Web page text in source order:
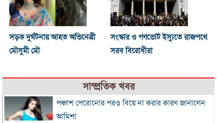
সড়ক দুর্ঘটনায় আহত অভিনেত্রী
মৌসুমী মৌ
সংস্কার ও গণভোট ইস্যুতে রাজপথে
সরব বিরোধীরা
সাম্প্রতিক খবর
পঞ্চাশ পেরোনোর পরও বিয়ে না করার কারণ জানালেন
আমিশা